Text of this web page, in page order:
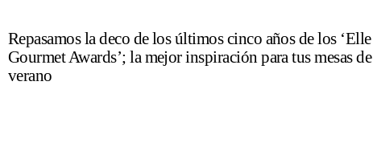
Repasamos la deco de los últimos cinco años de los ‘Elle
Gourmet Awards’; la mejor inspiración para tus mesas de
verano